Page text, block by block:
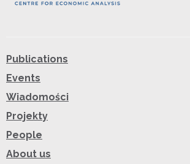
Publications
Events
Wiadomości
Projekty
People
About us